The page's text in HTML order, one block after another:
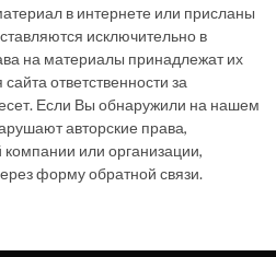
в интернете или присланы
исключительно в
на материалы принадлежат их
ответственности за
Если Вы обнаружили на нашем
авторские права,
или организации,
форму обратной связи.